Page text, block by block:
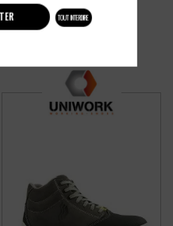
TOUT INTERDIRE